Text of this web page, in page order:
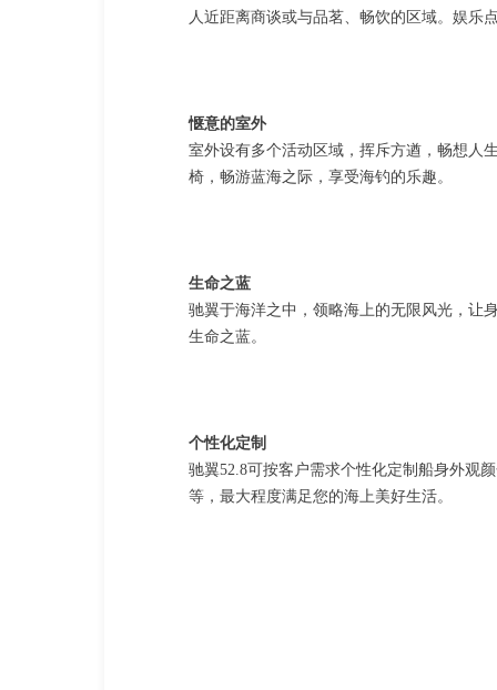
人近距离商谈或与品茗、畅饮的区域。娱乐
惬意的室外
室外设有多个活动区域，挥斥方遒，畅想人
椅，畅游蓝海之际，享受海钓的乐趣。
生命之蓝
驰翼于海洋之中，领略海上的无限风光，让
生命之蓝。
个性化定制
驰翼52.8可按客户需求个性化定制船身外观
等，最大程度满足您的海上美好生活。